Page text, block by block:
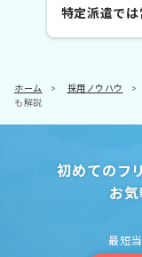
特定派遣で
ホーム > 採用ノウハウ >
も解説
初めてのフ
お気
最短